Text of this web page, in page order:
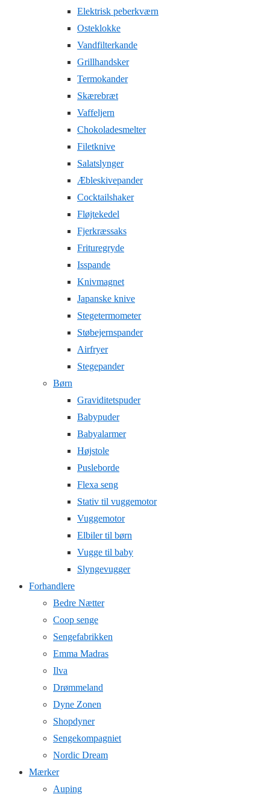
Elektrisk peberkværn
Osteklokke
Vandfilterkande
Grillhandsker
Termokander
Skærebræt
Vaffeljern
Chokoladesmelter
Filetknive
Salatslynger
Æbleskivepander
Cocktailshaker
Fløjtekedel
Fjerkræssaks
Frituregryde
Isspande
Knivmagnet
Japanske knive
Stegetermometer
Støbejernspander
Airfryer
Stegepander
Børn
Graviditetspuder
Babypuder
Babyalarmer
Højstole
Pusleborde
Flexa seng
Stativ til vuggemotor
Vuggemotor
Elbiler til børn
Vugge til baby
Slyngevugger
Forhandlere
Bedre Nætter
Coop senge
Sengefabrikken
Emma Madras
Ilva
Drømmeland
Dyne Zonen
Shopdyner
Sengekompagniet
Nordic Dream
Mærker
Auping